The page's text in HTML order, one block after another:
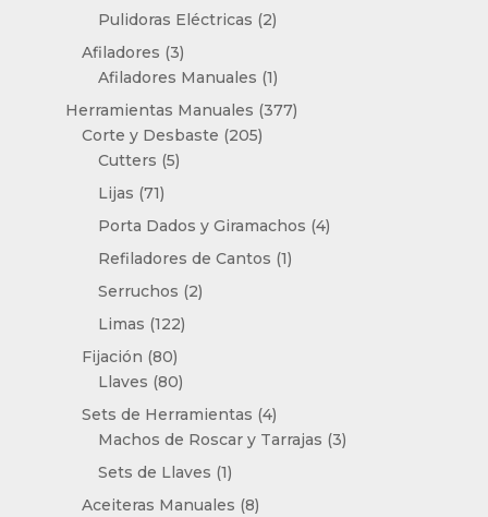
productos
Pulidoras Eléctricas 22
Afiladores 33
productos
Afiladores Manuales 11
producto
Herramientas Manuales 377377
Corte y Desbaste 205205
Cutters 55
Lijas 7171
productos
Porta Dados y Giramachos 44
Refiladores de Cantos 11
Serruchos 22
Limas 122122
Fijación 8080
productos
Llaves 8080
productos
Sets de Herramientas 44
productos
Machos de Roscar y Tarrajas 33
Sets de Llaves 11
producto
Aceiteras Manuales 88